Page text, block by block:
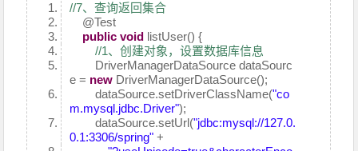
//7、查询返回集合
@Test
public void listUser() {
//1、创建对象，设置数据库信息
DriverManagerDataSource dataSourc
e = new DriverManagerDataSource();
dataSource.setDriverClassName("co
m.mysql.jdbc.Driver");
dataSource.setUrl("jdbc:mysql://127.0.
0.1:3306/spring" +